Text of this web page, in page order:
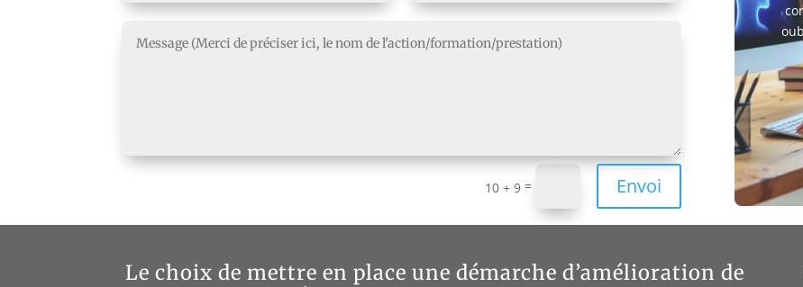
10 + 9= Envoi
Le choix de mettre en place une démarche d’amélioration de